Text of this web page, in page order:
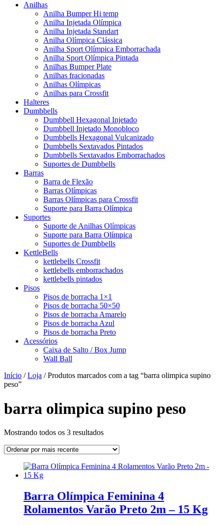
Anilhas
Anilha Bumper Hi temp
Anilha Injetada Olímpica
Anilha Injetada Standart
Anilha Olímpica Clássica
Anilha Sport Olímpica Emborrachada
Anilha Sport Olímpica Pintada
Anilhas Bumper Plate
Anilhas fracionadas
Anilhas Olímpicas
Anilhas para Crossfit
Halteres
Dumbbells
Dumbbell Hexagonal Injetado
Dumbbell Injetado Monobloco
Dumbbells Hexagonal Vulcanizado
Dumbbells Sextavados Pintados
Dumbbells Sextavados Emborrachados
Suportes de Dumbbells
Barras
Barra de Flexão
Barras Olímpicas
Barras Olímpicas para Crossfit
Suporte para Barra Olímpica
Suportes
Suporte de Anilhas Olímpicas
Suporte para Barra Olímpica
Suportes de Dumbbells
KettleBells
kettlebells Crossfit
kettlebells emborrachados
kettlebells pintados
Pisos
Pisos de borracha 1×1
Pisos de borracha 50×50
Pisos de borracha Amarelo
Pisos de borracha Azul
Pisos de borracha Preto
Acessórios
Caixa de Salto / Box Jump
Wall Ball
Início /Loja / Produtos marcados com a tag “barra olimpica supino
peso”
barra olimpica supino peso
Mostrando todos os 3 resultadosClassificado
mais
Barra Olímpica Feminina 4
Rolamentos Varão Preto 2m – 15 Kg